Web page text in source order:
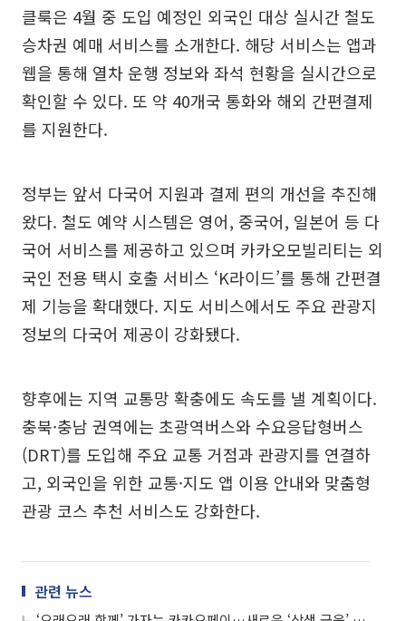
클룩은 4월 중 도입 예정인 외국인 대상 실시간 철도
승차권 예매 서비스를 소개한다. 해당 서비스는 앱과
웹을 통해 열차 운행 정보와 좌석 현황을 실시간으로
확인할 수 있다. 또 약 40개국 통화와 해외 간편결제
를 지원한다.
정부는 앞서 다국어 지원과 결제 편의 개선을 추진해
왔다. 철도 예약 시스템은 영어, 중국어, 일본어 등 다
국어 서비스를 제공하고 있으며 카카오모빌리티는 외
국인 전용 택시 호출 서비스 ‘K라이드’를 통해 간편결
제 기능을 확대했다. 지도 서비스에서도 주요 관광지
정보의 다국어 제공이 강화됐다.
향후에는 지역 교통망 확충에도 속도를 낼 계획이다.
충북·충남 권역에는 초광역버스와 수요응답형버스
(DRT)를 도입해 주요 교통 거점과 관광지를 연결하
고, 외국인을 위한 교통·지도 앱 이용 안내와 맞춤형
관광 코스 추천 서비스도 강화한다.
관련 뉴스